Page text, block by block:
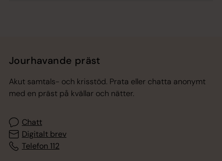
Jourhavande präst
Akut samtals- och krisstöd. Prata eller chatta anonymt
med en präst på kvällar och nätter.
Chatt
Digitalt brev
Telefon 112